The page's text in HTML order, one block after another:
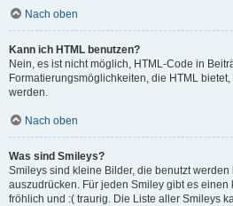
Nach oben
Kann ich HTML benutzen?
Nein, es ist nicht möglich, HTML-Code in
Formatierungsmöglichkeiten, die HTML
werden.
Nach oben
Was sind Smileys?
Smileys sind kleine Bilder, die benutzt werden
auszudrücken. Für jeden Smiley gibt es einen
fröhlich und :( traurig. Die Liste aller Smileys